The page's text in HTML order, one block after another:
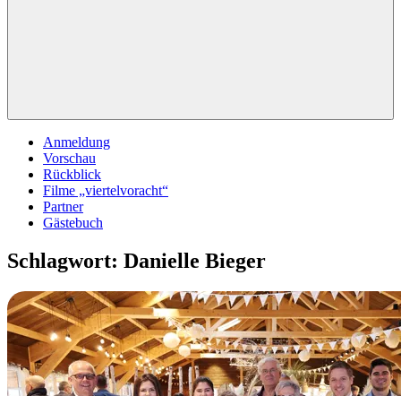
Anmeldung
Vorschau
Rückblick
Filme „viertelvoracht“
Partner
Gästebuch
Schlagwort: Danielle Bieger